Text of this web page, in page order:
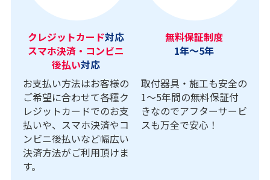
クレジットカード対応
スマホ決済・コンビニ
後払い対応
お支払い方法はお客様の
ご希望に合わせて各種ク
レジットカードでのお支
払いや、スマホ決済やコ
ンビニ後払いなど幅広い
決済方法がご利用頂けま
す。
無料保証制度
1年～5年
取付器具・施工も安全の
1〜5年間の無料保証付
きなのでアフターサービ
スも万全で安心！